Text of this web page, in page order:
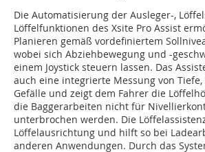
Die Automatisierung der Ausleger-,
Löffelfunktionen des Xsite Pro Assist
Planieren gemäß vordefiniertem
wobei sich Abziehbewegung und -
einem Joystick steuern lassen. Das
auch eine integrierte Messung von
Gefälle und zeigt dem Fahrer die
die Baggerarbeiten nicht für
unterbrochen werden. Die
Löffelausrichtung und hilft so bei
anderen Anwendungen. Durch das